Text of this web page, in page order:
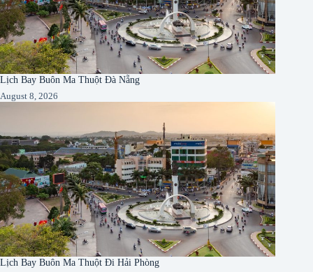
Lịch Bay Buôn Ma Thuột Đà Nẵng
August 8, 2026
Lịch Bay Buôn Ma Thuột Đi Hải Phòng